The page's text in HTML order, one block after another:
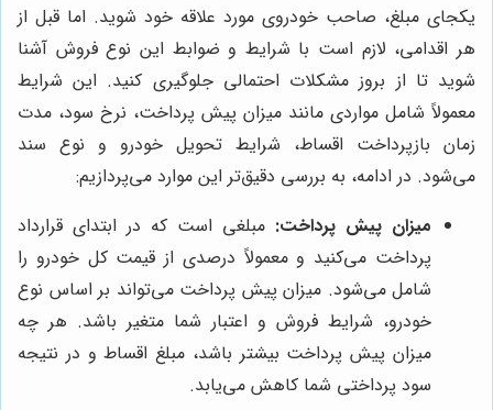
یکجای مبلغ، صاحب خودروی مورد علاقه خود شوید. اما قبل از
هر اقدامی، لازم است با شرایط و ضوابط این نوع فروش آشنا
شوید تا از بروز مشکلات احتمالی جلوگیری کنید. این شرایط
معمولاً شامل مواردی مانند میزان پیش پرداخت، نرخ سود، مدت
زمان بازپرداخت اقساط، شرایط تحویل خودرو و نوع سند
می‌شود. در ادامه، به بررسی دقیق‌تر این موارد می‌پردازیم:
میزان پیش پرداخت: مبلغی است که در ابتدای قرارداد
پرداخت می‌کنید و معمولاً درصدی از قیمت کل خودرو را
شامل می‌شود. میزان پیش پرداخت می‌تواند بر اساس نوع
خودرو، شرایط فروش و اعتبار شما متغیر باشد. هر چه
میزان پیش پرداخت بیشتر باشد، مبلغ اقساط و در نتیجه
سود پرداختی شما کاهش می‌یابد.